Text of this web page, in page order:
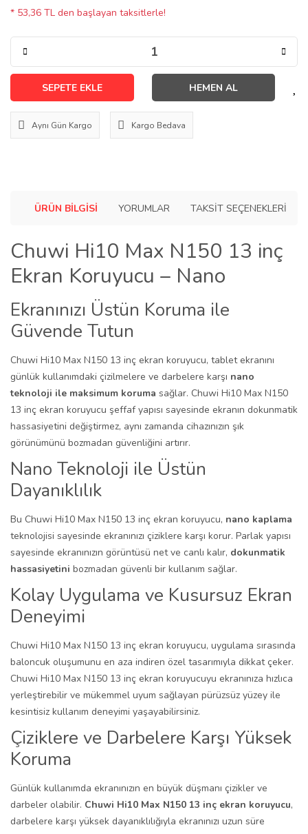
* 53,36 TL den başlayan taksitlerle!
SEPETE EKLE HEMEN AL
Aynı Gün Kargo Kargo Bedava
ÜRÜN BILGISI YORUMLAR TAKSIT SEÇENEKLERI
Chuwi Hi10 Max N150 13 inç
Ekran Koruyucu – Nano
Ekranınızı Üstün Koruma ile
Güvende Tutun
Chuwi Hi10 Max N150 13 inç ekran koruyucu, tablet ekranını
günlük kullanımdaki çizilmelere ve darbelere karşı nano
teknoloji ile maksimum koruma sağlar. Chuwi Hi10 Max N150
13 inç ekran koruyucu şeffaf yapısı sayesinde ekranın dokunmatik
hassasiyetini değiştirmez, aynı zamanda cihazınızın şık
görünümünü bozmadan güvenliğini artırır.
Nano Teknoloji ile Üstün
Dayanıklılık
Bu Chuwi Hi10 Max N150 13 inç ekran koruyucu, nano kaplama
teknolojisi sayesinde ekranınızı çiziklere karşı korur. Parlak yapısı
sayesinde ekranınızın görüntüsü net ve canlı kalır, dokunmatik
hassasiyetini bozmadan güvenli bir kullanım sağlar.
Kolay Uygulama ve Kusursuz Ekran
Deneyimi
Chuwi Hi10 Max N150 13 inç ekran koruyucu, uygulama sırasında
baloncuk oluşumunu en aza indiren özel tasarımıyla dikkat çeker.
Chuwi Hi10 Max N150 13 inç ekran koruyucuyu ekranınıza hızlıca
yerleştirebilir ve mükemmel uyum sağlayan pürüzsüz yüzey ile
kesintisiz kullanım deneyimi yaşayabilirsiniz.
Çiziklere ve Darbelere Karşı Yüksek
Koruma
Günlük kullanımda ekranınızın en büyük düşmanı çizikler ve
darbeler olabilir. Chuwi Hi10 Max N150 13 inç ekran koruyucu,
darbelere karşı yüksek dayanıklılığıyla ekranınızı uzun süre